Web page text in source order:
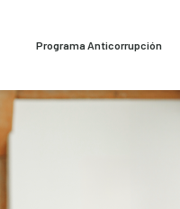
Programa Anticorrupción